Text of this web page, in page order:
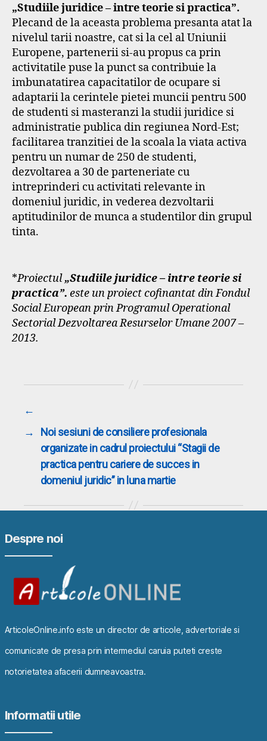
„Studiile juridice – intre teorie si practica”.
Plecand de la aceasta problema presanta atat la
nivelul tarii noastre, cat si la cel al Uniunii
Europene, partenerii si-au propus ca prin
activitatile puse la punct sa contribuie la
imbunatatirea capacitatilor de ocupare si
adaptarii la cerintele pietei muncii pentru 500
de studenti si masteranzi la studii juridice si
administratie publica din regiunea Nord-Est;
facilitarea tranzitiei de la scoala la viata activa
pentru un numar de 250 de studenti,
dezvoltarea a 30 de parteneriate cu
intreprinderi cu activitati relevante in
domeniul juridic, in vederea dezvoltarii
aptitudinilor de munca a studentilor din grupul
tinta.
*Proiectul„Studiile juridice – intre teorie si
practica”. este un proiectcofinantat din Fondul
Social European prin Programul Operational
Sectorial Dezvoltarea Resurselor Umane 2007 –
2013.
←
→
Noi sesiuni de consiliere profesionala
organizate in cadrul proiectului “Stagii de
practica pentru cariere de succes in
domeniul juridic” in luna martie
Despre noi
ArticoleOnline.info este un director de articole, advertoriale si
comunicate de presa prin intermediul caruia puteti creste
notorietatea afacerii dumneavoastra.
Informatii utile